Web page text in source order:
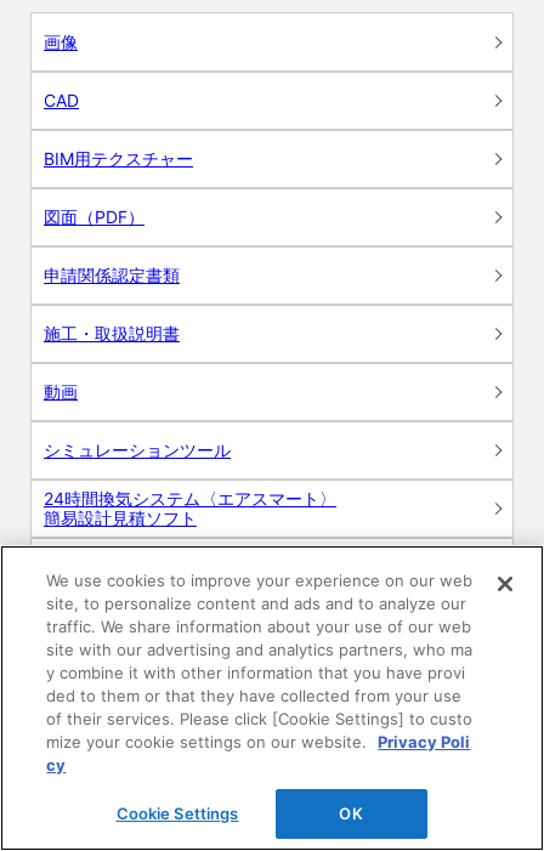
画像
CAD
BIM用テクスチャー
図面（PDF）
申請関係認定書類
施工・取扱説明書
動画
シミュレーションツール
24時間換気システム〈エアスマート〉
簡易設計見積ソフト
商品マスター申し込み
電子公告 このWEBサイトについて
We use cookies to improve your experience on our web
site, to personalize content and ads and to analyze our
traffic. We share information about your use of our web
site with our advertising and analytics partners, who ma
y combine it with other information that you have provi
ded to them or that they have collected from your use
of their services. Please click [Cookie Settings] to custo
mize your cookie settings on our website.
Privacy Poli
cy
Cookie Settings OK